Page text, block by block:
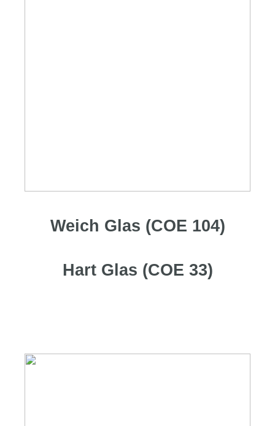
Weich Glas (COE 104)
Hart Glas (COE 33)